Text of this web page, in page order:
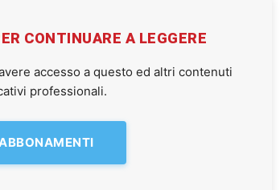
CONTINUARE A LEGGERE
accesso a questo ed altri contenuti
professionali.